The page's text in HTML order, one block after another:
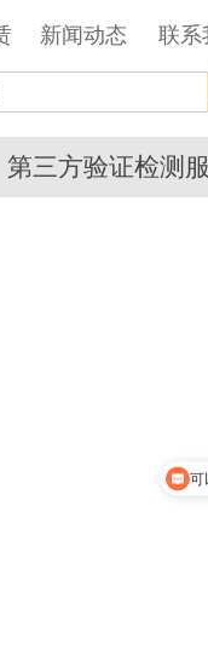
第三方验证检测
新闻动态 联系
可